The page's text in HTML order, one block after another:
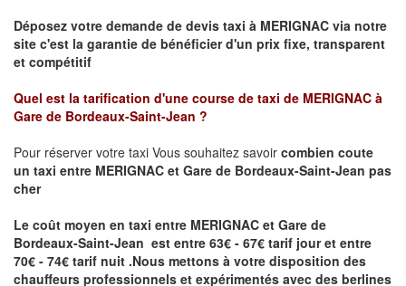
Déposez votre demande de devis taxi à MERIGNAC via notre
site c'est la garantie de bénéficier d'un prix fixe, transparent
et compétitif
Quel est la tarification d'une course de taxi de MERIGNAC à
Gare de Bordeaux-Saint-Jean ?
Pour réserver votre taxi Vous souhaitez savoir combien coute
un taxi entre MERIGNAC et Gare de Bordeaux-Saint-Jean pas
cher
Le coût moyen en taxi entre MERIGNAC et Gare de
Bordeaux-Saint-Jean est entre 63€ - 67€ tarif jour et entre
70€ - 74€ tarif nuit .Nous mettons à votre disposition des
chauffeurs professionnels et expérimentés avec des berlines